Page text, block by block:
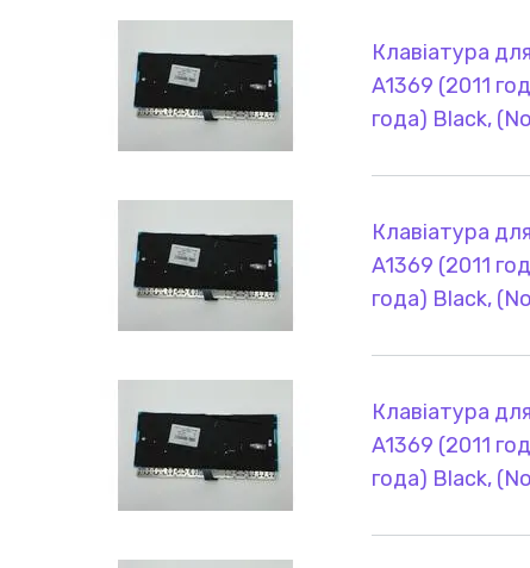
Клавіатура
A1369 (2011
года) Black,
Клавіатура
A1369 (2011
года) Black,
Клавіатура
A1369 (2011
года) Black,